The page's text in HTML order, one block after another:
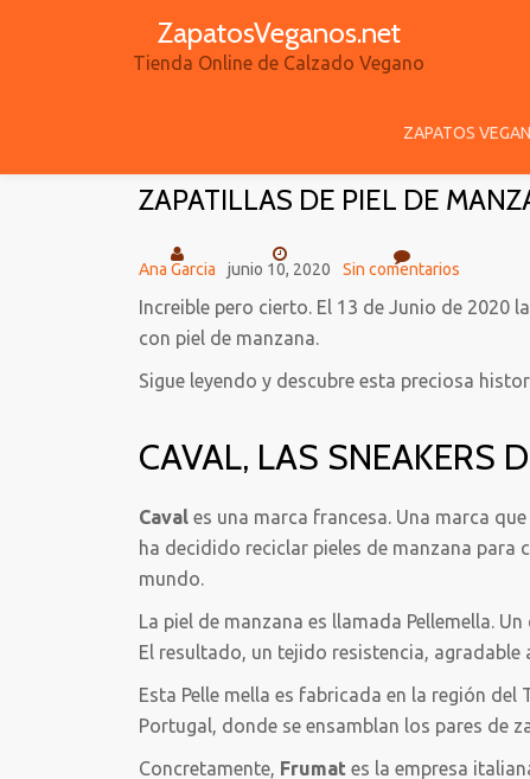
ZapatosVeganos.net
Tienda Online de Calzado Vegano
ZAPATOS
ZAPATILLAS DE PIEL DE
Ana Garcia junio 10, 2020 Sin comentarios
Increible pero cierto. El 13 de Junio de 2020
con piel de manzana.
Sigue leyendo y descubre esta preciosa
CAVAL, LAS SNEAKERS
Caval es una marca francesa. Una marca
ha decidido reciclar pieles de manzana para
mundo.
La piel de manzana es llamada Pellemella.
El resultado, un tejido resistencia,
Esta Pelle mella es fabricada en la región
Portugal, donde se ensamblan los pares de
Concretamente, Frumat es la empresa